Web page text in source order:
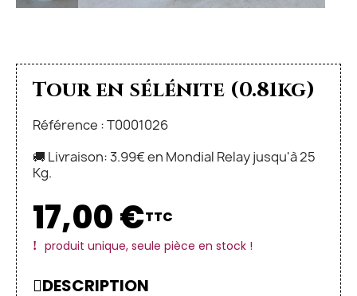
Tour en sélénite (0.81kg)
Référence : T0001026
🚚 Livraison: 3.99€ en Mondial Relay jusqu'à 25
Kg.
17,00 €TTC
produit unique, seule pièce en stock !
DESCRIPTION